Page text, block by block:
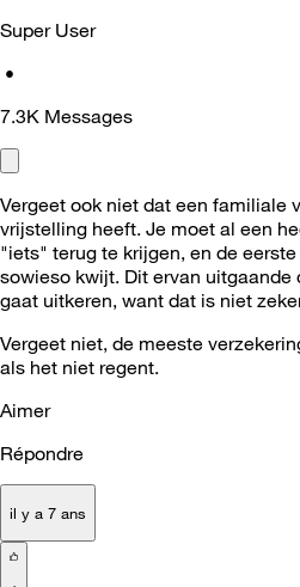
Super User
•
7.3K Messages
Vergeet ook niet dat een familiale
vrijstelling heeft. Je moet al een
"iets" terug te krijgen, en de
sowieso kwijt. Dit ervan
gaat uitkeren, want dat is niet
Vergeet niet, de meeste
als het niet regent.
Aimer
Répondre
il y a 7 ans